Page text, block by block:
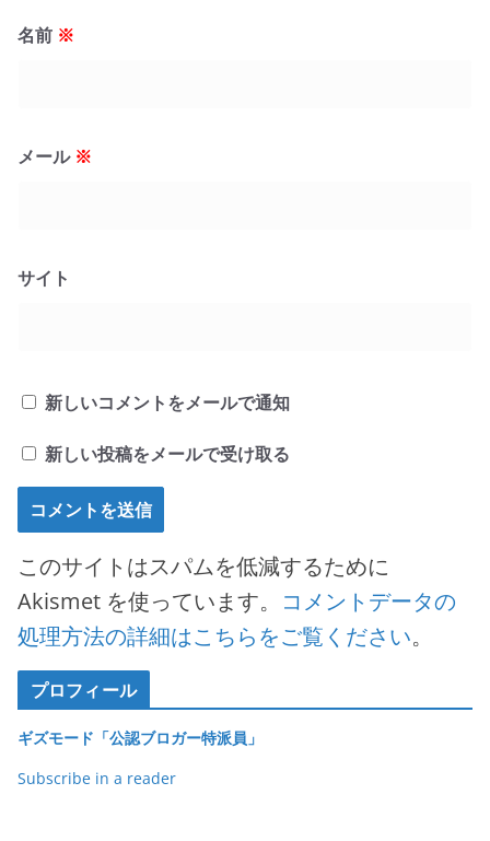
名前 ※
メール ※
サイト
新しいコメントをメールで通知
新しい投稿をメールで受け取る
このサイトはスパムを低減するために
Akismet を使っています。 コメントデータの
処理方法の詳細はこちらをご覧ください。
プロフィール
ギズモード「公認ブロガー特派員」
Subscribe in a reader